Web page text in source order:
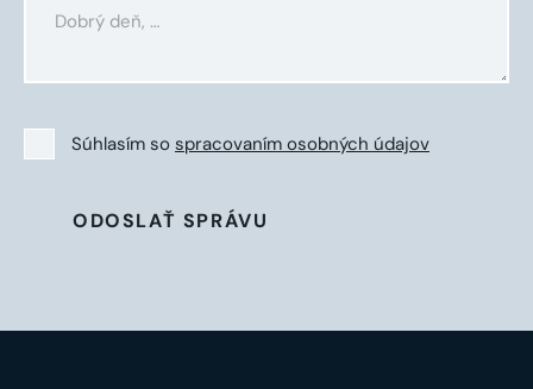
Súhlasím so spracovaním osobných údajov
ODOSLAŤ SPRÁVU